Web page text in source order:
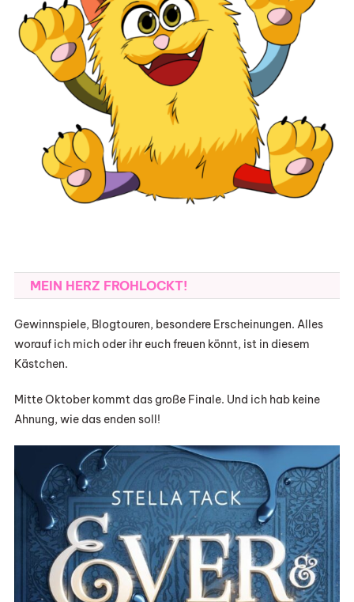
MEIN HERZ FROHLOCKT!
Gewinnspiele, Blogtouren, besondere Erscheinungen. Alles
worauf ich mich oder ihr euch freuen könnt, ist in diesem
Kästchen.
Mitte Oktober kommt das große Finale. Und ich hab keine
Ahnung, wie das enden soll!